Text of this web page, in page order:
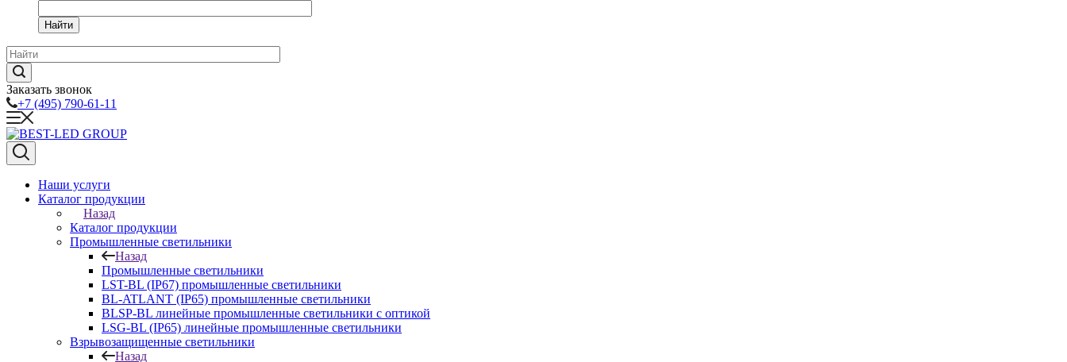
Найти
Заказать звонок
+7 (495) 790-61-11
Наши услуги
Каталог продукции
Назад
Каталог продукции
Промышленные светильники
Назад
Промышленные светильники
LST-BL (IP67) промышленные светильники
BL-ATLANT (IP65) промышленные светильники
BLSP-BL линейные промышленные светильники с оптикой
LSG-BL (IP65) линейные промышленные светильники
Взрывозащищенные светильники
Назад